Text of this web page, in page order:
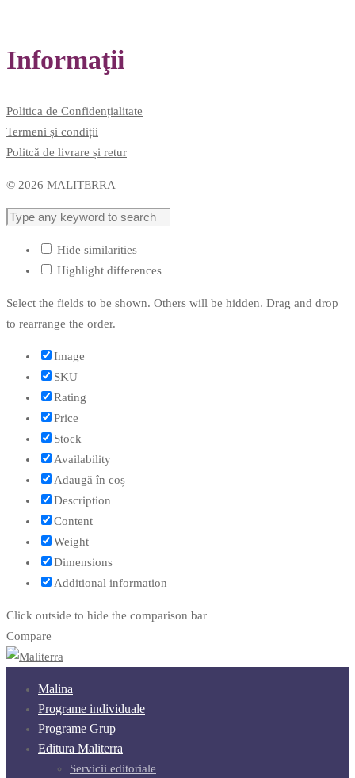
Informaţii
Politica de Confidențialitate
Termeni și condiții
Politcă de livrare și retur
© 2026 MALITERRA
Hide similarities
Highlight differences
Select the fields to be shown. Others will be hidden. Drag and drop
to rearrange the order.
Image
SKU
Rating
Price
Stock
Availability
Adaugă în coș
Description
Content
Weight
Dimensions
Additional information
Click outside to hide the comparison bar
Compare
Malina
Programe individuale
Programe Grup
Editura Maliterra
Servicii editoriale